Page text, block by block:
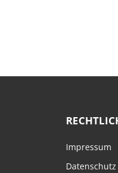
Impressum
Datenschutz